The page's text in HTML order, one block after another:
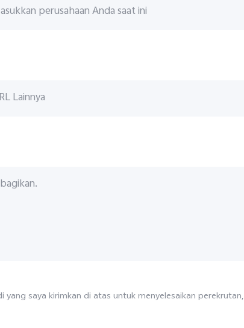
saya kirimkan di atas untuk menyelesaikan perekrutan,